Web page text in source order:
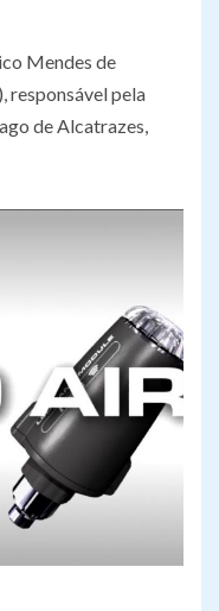
Mendes de
responsável pela
de Alcatrazes,